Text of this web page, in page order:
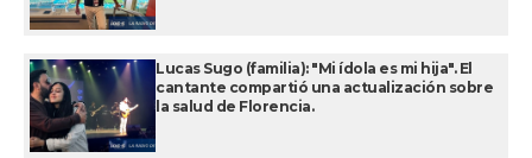
Lucas Sugo (familia): "Mi ídola es mi hija". El
cantante compartió una actualización sobre
la salud de Florencia.